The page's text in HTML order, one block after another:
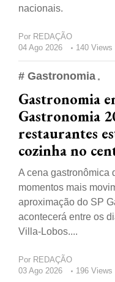
nacionais.
Por REDAÇÃO
04 Ago 2026
140 Views
# Gastronomia
Gastronomia
Gastronomia
restaurantes
cozinha no
A cena gastronômica
momentos mais
aproximação do SP
acontecerá entre os
Villa-Lobos....
Por REDAÇÃO
03 Ago 2026
196 Views